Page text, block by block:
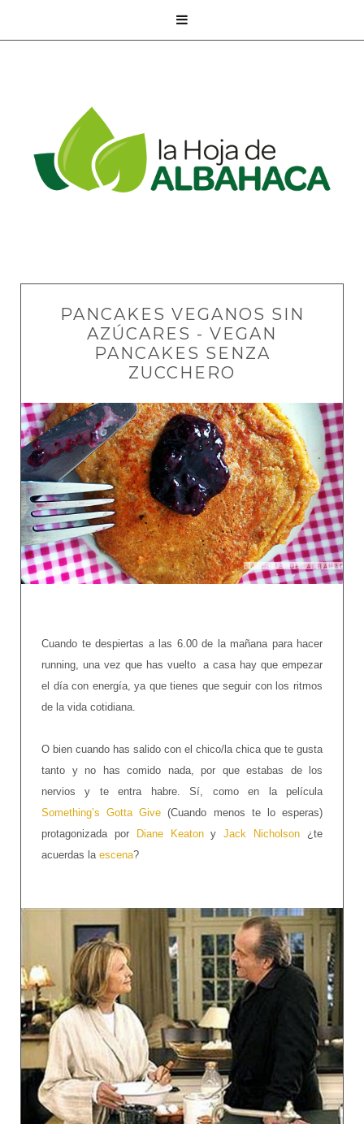

PANCAKES VEGANOS SIN
AZÚCARES - VEGAN
PANCAKES SENZA
ZUCCHERO
Cuando te despiertas a las 6.00 de la mañana para hacer
running, una vez que has vuelto a casa hay que empezar
el día con energía, ya que tienes que seguir con los ritmos
de la vida cotidiana.
O bien cuando has salido con el chico/la chica que te gusta
tanto y no has comido nada, por que estabas de los
nervios y te entra habre. Sí, como en la película
Something’s Gotta Give(Cuando menos te lo esperas)
protagonizada por
Diane KeatonyJack Nicholson ¿te
acuerdas la escena?